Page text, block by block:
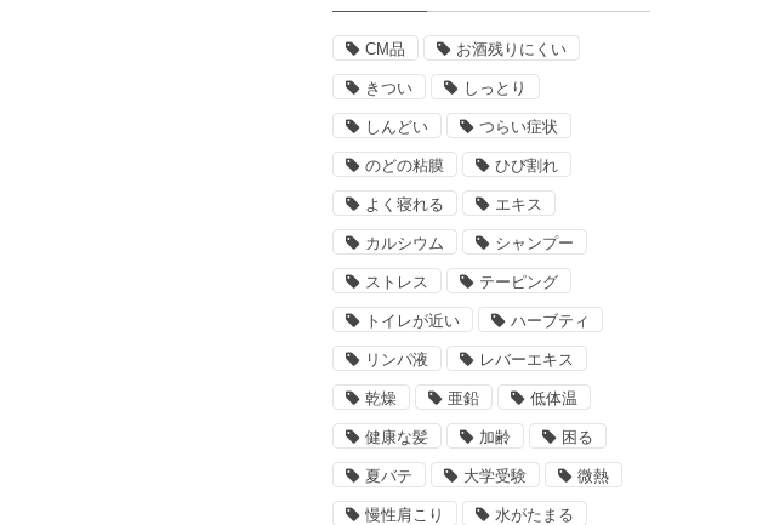
CM品 お酒残りにくい
きつい しっとり
しんどい つらい症状
のどの粘膜 ひび割れ
よく寝れる エキス
カルシウム シャンプー
ストレス テーピング
トイレが近い ハーブティ
リンパ液 レバーエキス
乾燥 亜鉛 低体温
健康な髪 加齢 困る
夏バテ 大学受験 微熱
慢性肩こり 水がたまる